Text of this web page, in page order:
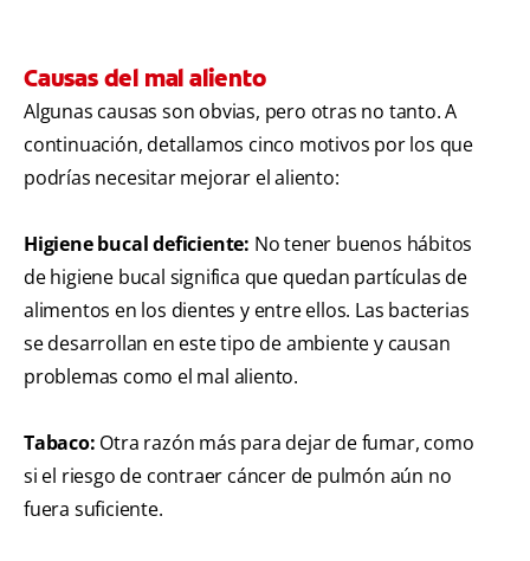
Causas del mal aliento
Algunas causas son obvias, pero otras no tanto. A
continuación, detallamos cinco motivos por los que
podrías necesitar mejorar el aliento:
Higiene bucal deficiente: No tener buenos hábitos
de higiene bucal significa que quedan partículas de
alimentos en los dientes y entre ellos. Las bacterias
se desarrollan en este tipo de ambiente y causan
problemas como el mal aliento.
Tabaco: Otra razón más para dejar de fumar, como
si el riesgo de contraer cáncer de pulmón aún no
fuera suficiente.